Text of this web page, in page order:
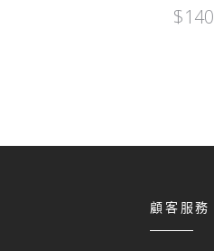
$140
顧客服務